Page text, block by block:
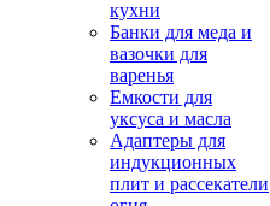
кухни
Банки для меда и
вазочки для
варенья
Емкости для
уксуса и масла
Адаптеры для
индукционных
плит и рассекатели